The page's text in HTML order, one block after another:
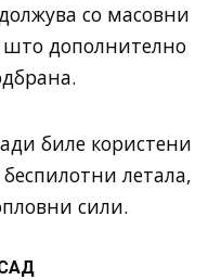
со масовни
дополнително
биле користени
летала,
сили.